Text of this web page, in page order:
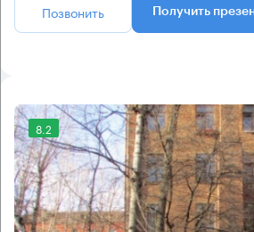
Позвонить Получить
8.2